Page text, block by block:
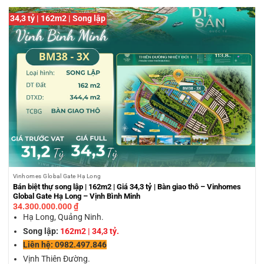
34,3 tỷ | 162m2 | Song lập
Vinhomes Global Gate Hạ Long
Bán biệt thự song lập | 162m2 | Giá 34,3 tỷ | Bàn giao thô – Vinhomes
Global Gate Hạ Long – Vịnh Bình Minh
34.300.000.000₫
Hạ Long, Quảng Ninh.
Song lập: 162m2 | 34,3 tỷ.
Liên hệ: 0982.497.846
Vịnh Thiên Đường.